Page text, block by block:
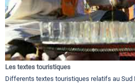
Les textes touristiques
Differents textes touristiques relatifs au Sud